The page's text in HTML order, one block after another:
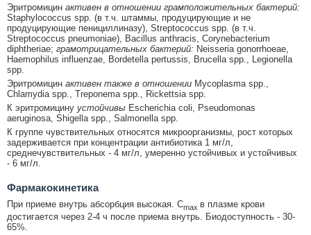
Эритромицин активен в отношении грамположительных бактерий:
Staphylococcus spp. (в т.ч. штаммы, продуцирующие и не
продуцирующие пенициллиназу), Streptococcus spp. (в т.ч.
Streptococcus pneumoniae), Bacillus anthracis, Corynebacterium
diphtheriae; грамотрицательных бактерий: Neisseria gonorrhoeae,
Haemophilus influenzae, Bordetella pertussis, Brucella spp., Legionella
spp.
Эритромицин активен также в отношении Mycoplasma spp.,
Chlamydia spp., Treponema spp., Rickettsia spp.
К эритромицину устойчивы Escherichia coli, Pseudomonas
aeruginosa, Shigella spp., Salmonella spp.
К группе чувствительных относятся микроорганизмы, рост которых
задерживается при концентрации антибиотика 1 мг/л,
среднечувствительных - 4 мг/л, умеренно устойчивых и устойчивых
- 6 мг/л.
Фармакокинетика
При приеме внутрь абсорбция высокая. Cmax в плазме крови
достигается через 2-4 ч после приема внутрь. Биодоступность - 30-
65%.